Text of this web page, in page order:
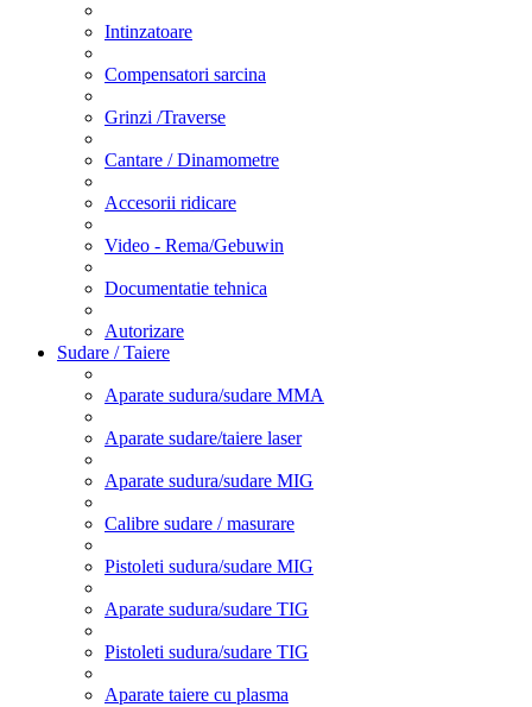
Intinzatoare
Compensatori sarcina
Grinzi /Traverse
Cantare / Dinamometre
Accesorii ridicare
Video - Rema/Gebuwin
Documentatie tehnica
Autorizare
Sudare / Taiere
Aparate sudura/sudare MMA
Aparate sudare/taiere laser
Aparate sudura/sudare MIG
Calibre sudare / masurare
Pistoleti sudura/sudare MIG
Aparate sudura/sudare TIG
Pistoleti sudura/sudare TIG
Aparate taiere cu plasma